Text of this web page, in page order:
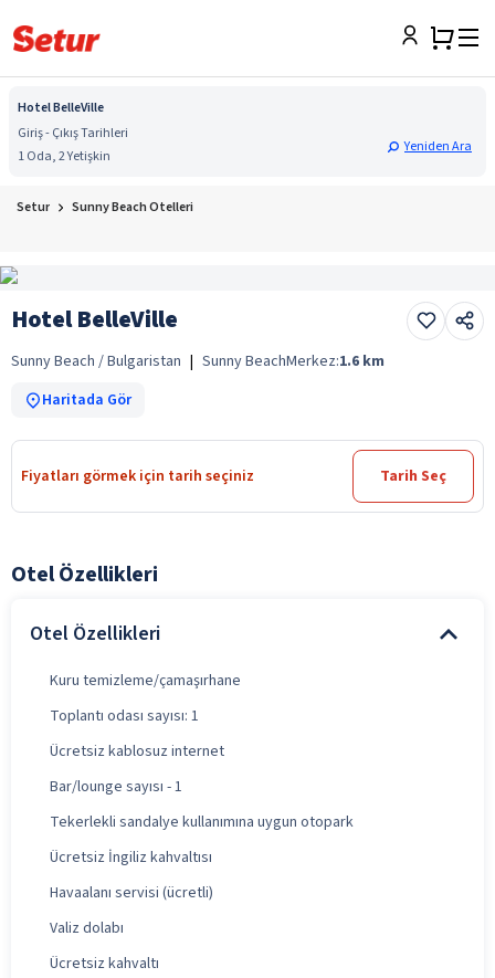
Hotel BelleVille
Giriş - Çıkış Tarihleri
1 Oda, 2 Yetişkin
Yeniden Ara
Setur Sunny Beach Otelleri
Hotel BelleVille
Sunny Beach / Bulgaristan | Sunny BeachMerkez:1.6 km
Haritada Gör
Fiyatları görmek için tarih seçiniz Tarih Seç
Otel Özellikleri
Otel Özellikleri
Kuru temizleme/çamaşırhane
Toplantı odası sayısı: 1
Ücretsiz kablosuz internet
Bar/lounge sayısı - 1
Tekerlekli sandalye kullanımına uygun otopark
Ücretsiz İngiliz kahvaltısı
Havaalanı servisi (ücretli)
Valiz dolabı
Ücretsiz kahvaltı